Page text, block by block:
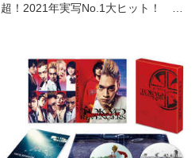
超！2021年実写No.1大ヒット！ 仲
ベンジが今始まる――